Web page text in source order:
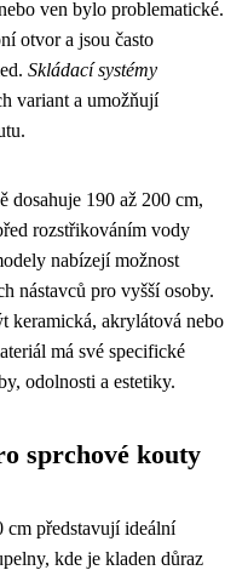
ven bylo problematické.
otvor a jsou často
Skládací systémy
variant a umožňují
dosahuje 190 až 200 cm,
rozstřikováním vody
nabízejí možnost
nástavců pro vyšší osoby.
keramická, akrylátová nebo
má své specifické
odolnosti a estetiky.
sprchové kouty
cm představují ideální
kde je kladen důraz